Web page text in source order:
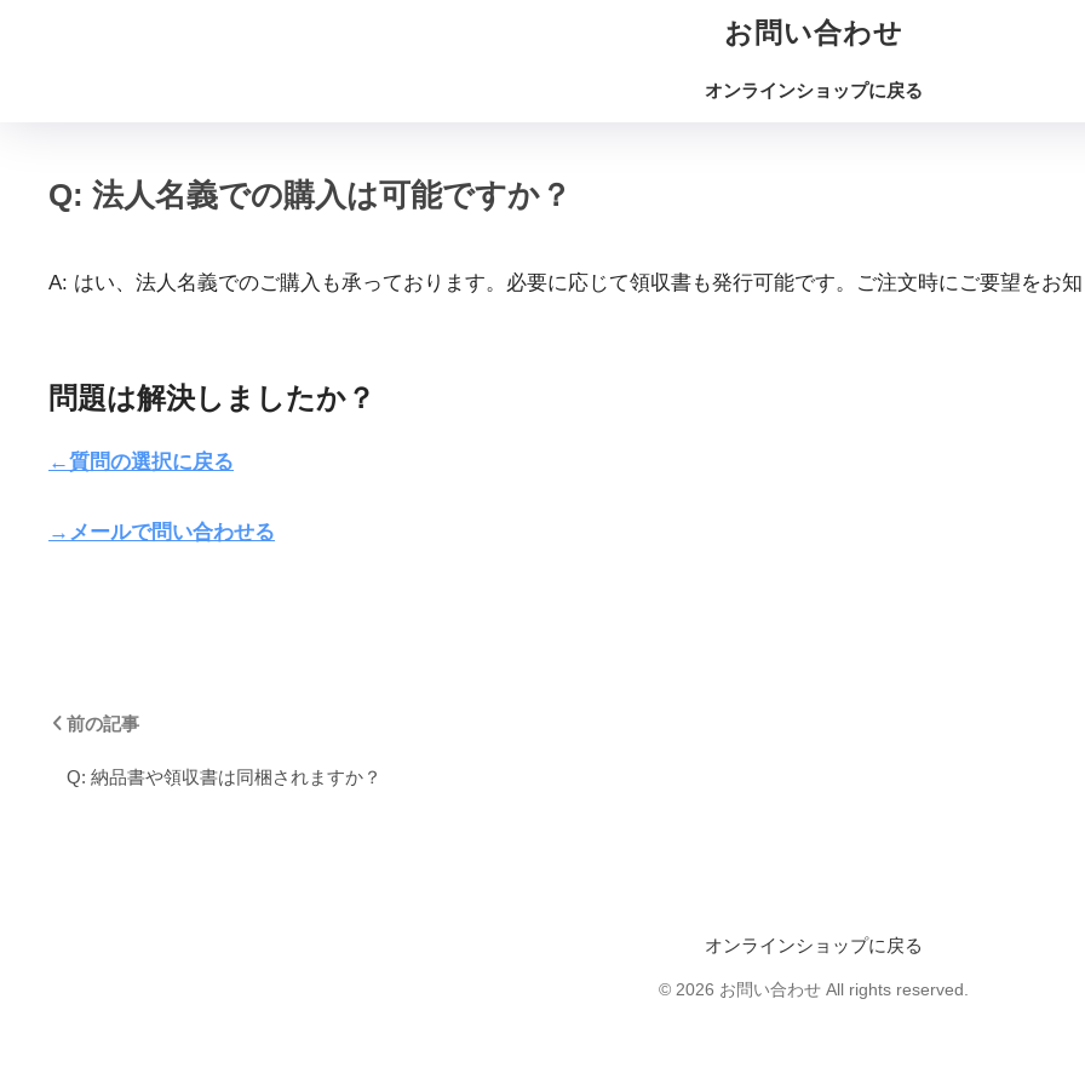
お問い合わせ
オンラインショップに戻る
Q: 法人名義での購入は可能ですか？
A: はい、法人名義でのご購入も承っております。必要に応じて領収書も発行可能です。ご注文時にご要望をお知
問題は解決しましたか？
←質問の選択に戻る
→メールで問い合わせる
前の記事
Q: 納品書や領収書は同梱されますか？
オンラインショップに戻る
© 2026 お問い合わせ All rights reserved.